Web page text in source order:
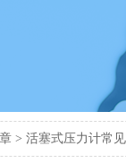
>活塞式压力计常